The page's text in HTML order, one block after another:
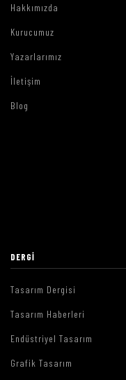
Hakkımızda
Kurucumuz
Yazarlarımız
İletişim
Blog
DERGI
Tasarım Dergisi
Tasarım Haberleri
Endüstriyel Tasarım
Grafik Tasarım